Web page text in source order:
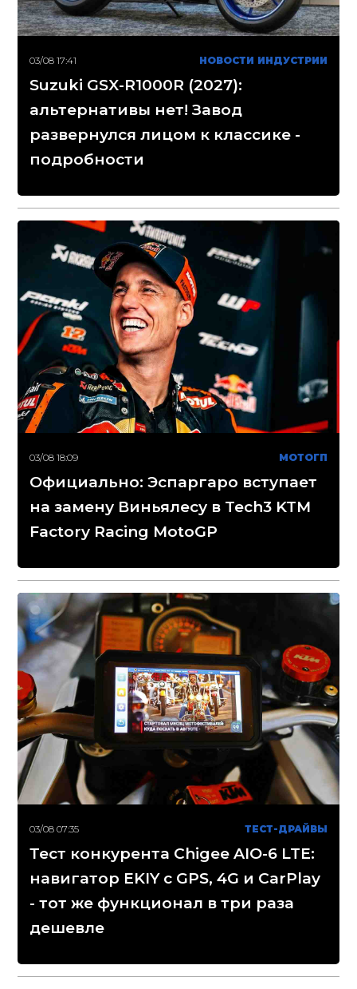
03/08 17:41 НОВОСТИ ИНДУСТРИИ
Suzuki GSX-R1000R (2027):
альтернативы нет! Завод
развернулся лицом к классике -
подробности
03/08 18:09 МОТОГП
Официально: Эспаргаро вступает
на замену Виньялесу в Tech3 KTM
Factory Racing MotoGP
03/08 07:35 ТЕСТ-ДРАЙВЫ
Тест конкурента Chigee AIO-6 LTE:
навигатор EKIY с GPS, 4G и CarPlay
- тот же функционал в три раза
дешевле